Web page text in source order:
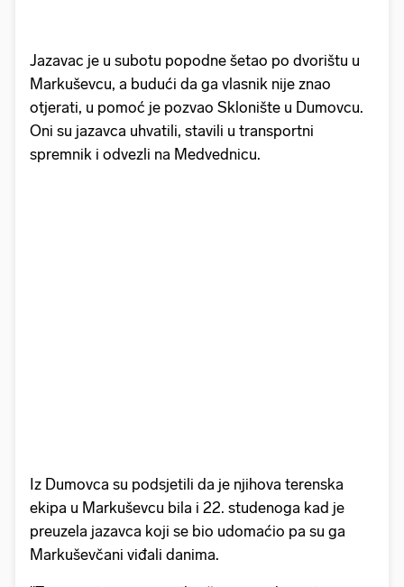
Jazavac je u subotu popodne šetao po dvorištu u
Markuševcu, a budući da ga vlasnik nije znao
otjerati, u pomoć je pozvao Sklonište u Dumovcu.
Oni su jazavca uhvatili, stavili u transportni
spremnik i odvezli na Medvednicu.
Iz Dumovca su podsjetili da je njihova terenska
ekipa u Markuševcu bila i 22. studenoga kad je
preuzela jazavca koji se bio udomaćio pa su ga
Markuševčani viđali danima.